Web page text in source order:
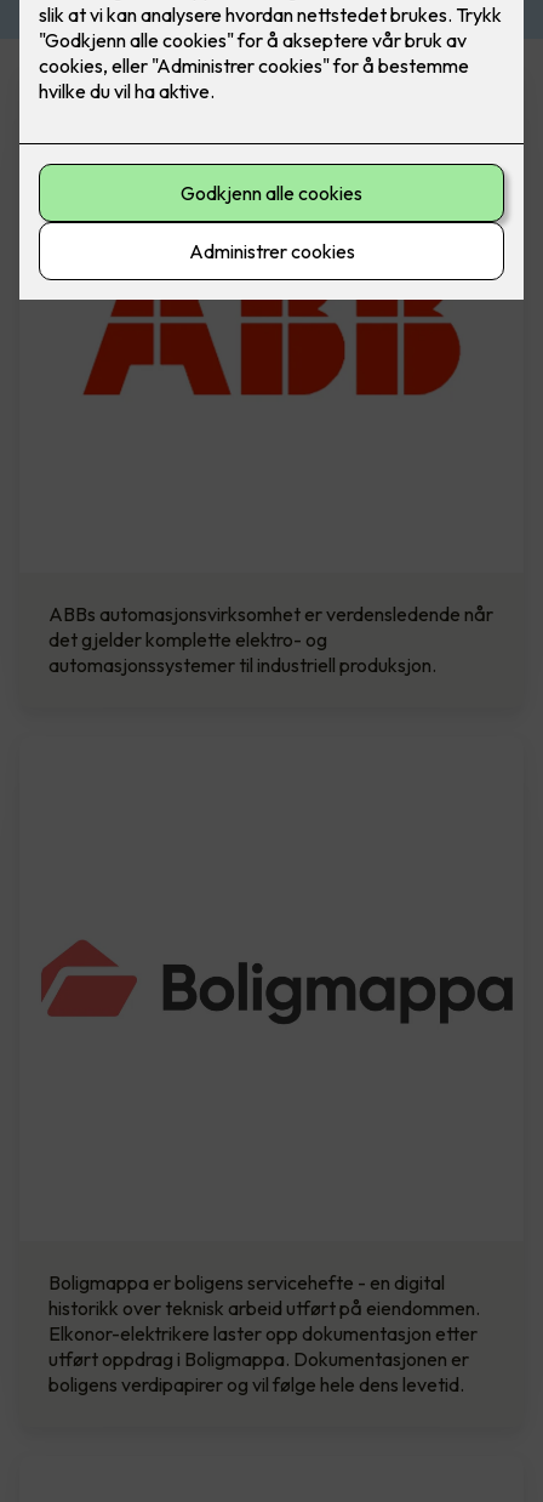
ABBs automasjonsvirksomhet er verdensledende når
det gjelder komplette elektro- og
automasjonssystemer til industriell produksjon.
Boligmappa er boligens servicehefte - en digital
historikk over teknisk arbeid utført på eiendommen.
Elkonor-elektrikere laster opp dokumentasjon etter
utført oppdrag i Boligmappa. Dokumentasjonen er
boligens verdipapirer og vil følge hele dens levetid.